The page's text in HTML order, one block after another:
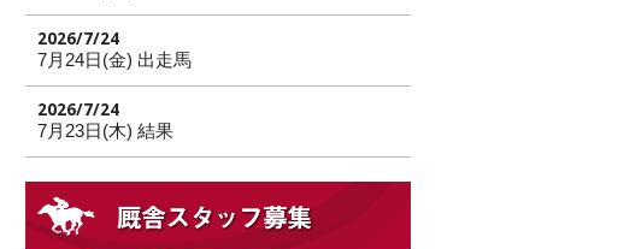
2026/7/24
7月24日(金) 出走馬
2026/7/24
7月23日(木) 結果